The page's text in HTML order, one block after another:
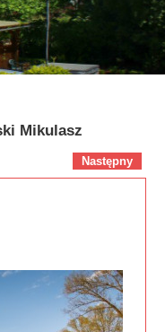
Mikulasz
Następny